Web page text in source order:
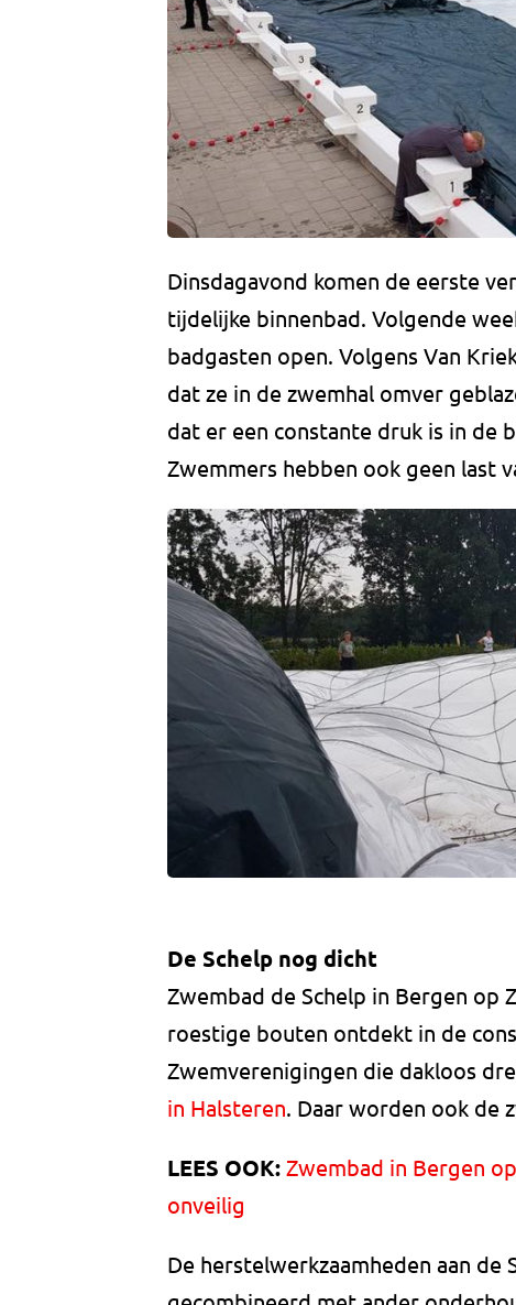
Dinsdagavond komen de eerste
tijdelijke binnenbad. Volgende
badgasten open. Volgens Van
dat ze in de zwemhal omver
dat er een constante druk is in de
Zwemmers hebben ook geen last
De Schelp nog dicht
Zwembad de Schelp in Bergen
roestige bouten ontdekt in de
Zwemverenigingen die dakloos
in Halsteren. Daar worden ook de
LEES OOK: Zwembad in Bergen
onveilig
De herstelwerkzaamheden aan